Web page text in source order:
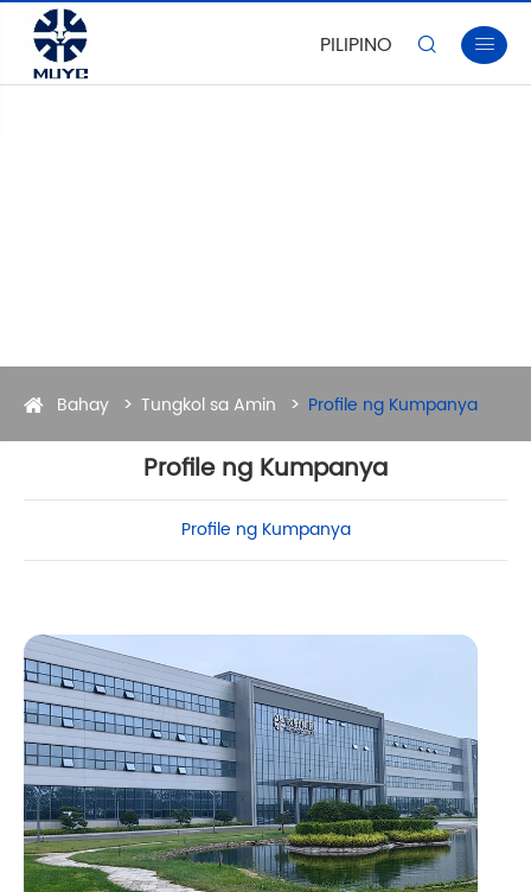
PILIPINO  
Bahay Tungkol sa Amin Profile ng Kumpanya
Profile ng Kumpanya
Profile ng Kumpanya